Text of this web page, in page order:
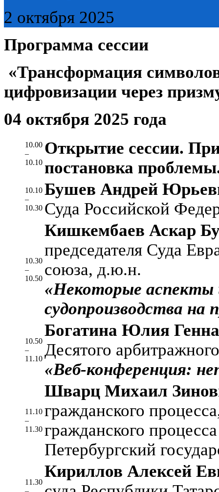
2 октября 2025
Программа сессии
«Трансформация
цифровизации через
04 октября 2025 года
10.00
–
10.10
Открытие сессии.
постановка
10.10
–
10.30
Бушев Андрей
Суда Российской
10.30
–
10.50
Кишкембаев Аскар
председателя Суда
союза, д.ю.н.
«Некоторые аспекты
судопроизводства на
10.50
–
11.10
Богатина Юлия
Десятого
«Веб-конференция:
11.10
–
11.30
Шварц Михаил
гражданского
гражданского
Петербургский
11.30
Кириллов Алексей